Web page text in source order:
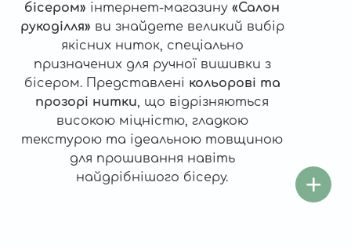
бісером» інтернет-магазину «Салон
рукоділля» ви знайдете великий вибір
якісних ниток, спеціально
призначених для ручної вишивки з
бісером. Представлені кольорові та
прозорі нитки, що відрізняються
високою міцністю, гладкою
текстурою та ідеальною товщиною
для прошивання навіть
найдрібнішого бісеру.